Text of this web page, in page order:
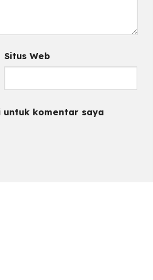
Situs Web
untuk komentar saya